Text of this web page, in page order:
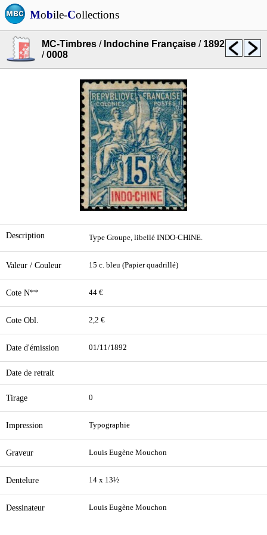
Mobile-Collections
MC-Timbres / Indochine Française / 1892
/0008
Description Type Groupe, libellé INDO-CHINE.
Valeur / Couleur 15 c. bleu (Papier quadrillé)
Cote N** 44 €
Cote Obl. 2,2 €
Date d'émission 01/11/1892
Date de retrait
Tirage 0
Impression Typographie
Graveur Louis Eugène Mouchon
Dentelure 14 x 13½
Dessinateur Louis Eugène Mouchon